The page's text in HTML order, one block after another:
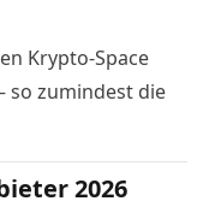
Krypto-Space
so zumindest die
2026